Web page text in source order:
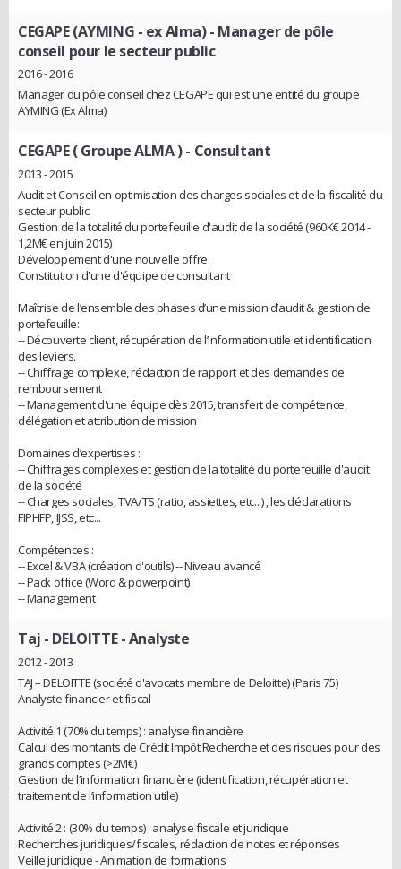
CEGAPE (AYMING - ex Alma)- Manager de pôle
conseil pour le secteur public
2016 - 2016
Manager du pôle conseil chez CEGAPE qui est une entité du groupe
AYMING (Ex Alma)
CEGAPE ( Groupe ALMA )- Consultant
2013 - 2015
Audit et Conseil en optimisation des charges sociales et de la fiscalité du
secteur public.
Gestion de la totalité du portefeuille d'audit de la société (960K€ 2014 -
1,2M€ en juin 2015)
Développement d'une nouvelle offre.
Constitution d'une d'équipe de consultant
Maîtrise de l’ensemble des phases d’une mission d’audit & gestion de
portefeuille:
-- Découverte client, récupération de l’information utile et identification
des leviers.
-- Chiffrage complexe, rédaction de rapport et des demandes de
remboursement
-- Management d'une équipe dès 2015, transfert de compétence,
délégation et attribution de mission
Domaines d’expertises :
-- Chiffrages complexes et gestion de la totalité du portefeuille d'audit
de la société
-- Charges sociales, TVA/TS (ratio, assiettes, etc...) , les déclarations
FIPHFP, IJSS, etc...
Compétences :
-- Excel & VBA (création d'outils) -- Niveau avancé
-- Pack office (Word & powerpoint)
-- Management
Taj - DELOITTE- Analyste
2012 - 2013
TAJ – DELOITTE (société d'avocats membre de Deloitte) (Paris 75)
Analyste financier et fiscal
Activité 1 (70% du temps) : analyse financière
Calcul des montants de Crédit Impôt Recherche et des risques pour des
grands comptes (>2M€)
Gestion de l’information financière (identification, récupération et
traitement de l’information utile)
Activité 2 : (30% du temps) : analyse fiscale et juridique
Recherches juridiques/fiscales, rédaction de notes et réponses
Veille juridique - Animation de formations